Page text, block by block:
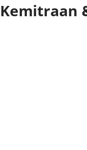
Kemitraan